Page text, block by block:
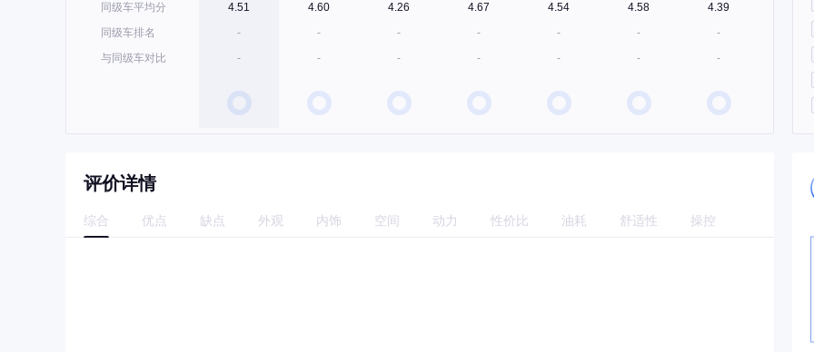
同级车平均分
同级车排名
与同级车对比
4.51
-
-
4.60
-
-
4.26
-
-
4.67
-
-
4.54
-
-
4.58
-
-
4.39
-
-
评价详情
综合 优点 缺点 外观 内饰 空间 动力 性价比 油耗 舒适性 操控